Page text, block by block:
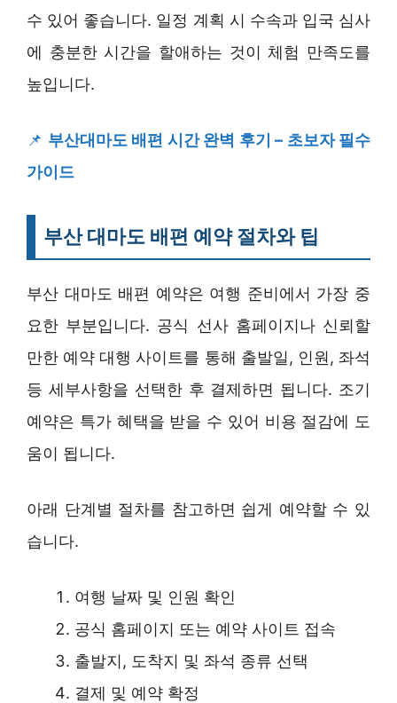
수 있어 좋습니다. 일정 계획 시 수속과 입국 심사
에 충분한 시간을 할애하는 것이 체험 만족도를
높입니다.
📌 부산대마도 배편 시간 완벽 후기 – 초보자 필수
가이드
부산 대마도 배편 예약 절차와 팁
부산 대마도 배편 예약은 여행 준비에서 가장 중
요한 부분입니다. 공식 선사 홈페이지나 신뢰할
만한 예약 대행 사이트를 통해 출발일, 인원, 좌석
등 세부사항을 선택한 후 결제하면 됩니다. 조기
예약은 특가 혜택을 받을 수 있어 비용 절감에 도
움이 됩니다.
아래 단계별 절차를 참고하면 쉽게 예약할 수 있
습니다.
여행 날짜 및 인원 확인
공식 홈페이지 또는 예약 사이트 접속
출발지, 도착지 및 좌석 종류 선택
결제 및 예약 확정